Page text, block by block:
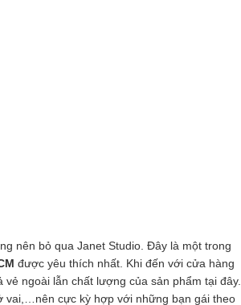
nên bỏ qua Janet Studio. Đây là một trong
được yêu thích nhất. Khi đến với cửa hàng
ngoài lẫn chất lượng của sản phẩm tại đây.
vai,…nên cực kỳ hợp với những bạn gái theo